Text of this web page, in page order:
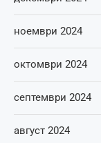
ноември 2024
октомври 2024
септември 2024
август 2024